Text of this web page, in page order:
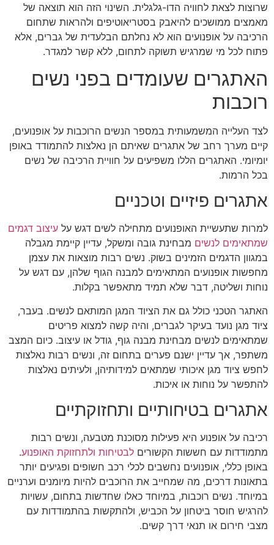
שרוצות לצאת לחוויה הדו-גלגלית. השינוי הזה הוא תוצאה של
מאמצים ממושכים להיאבק בסטריאוטיפים ולהראות שתחום
הרכיבה על אופנועים הוא לא נחלתם הבלעדית של גברים, אלא
פתוח לכל מי שמרגיש תשוקה לתחום, ללא קשר למגדר.
האתגרים שעומדים בפני נשים
רוכבות
לצד העלייה המשמעותית במספר הנשים הרוכבות על אופנועים,
קיים מערך רחב של אתגרים שאיתם הן נאלצות להתמודד באופן
יומיומי. האתגרים הללו משפיעים על חוויית הרכיבה של נשים
בכל הרמות.
אתגרים פיזיים וטכניים
למרות שתעשיית האופנועים מתחילה לשים דגש על עיצוב דגמים
שמתאימים לנשים מבחינת גובה ומשקל, עדיין קיימת מגבלה
במגוון הדגמים הזמינים בשוק. נשים רבות מוצאות את עצמן
מחפשות אופנועים המתאימים למבנה הגוף שלהן, עם דגש על
נוחות ושליטה, דבר שלא תמיד מתאפשר בקלות.
האתגר הטכני כולל גם את הציוד המגן המותאם לנשים. בעבר,
ציוד מגן נועד בעיקר לגברים, והיה קשה למצוא פריטים
שמתאימים לנשים מבחינת מבנה גוף, גודל או עיצוב. כיום המצב
משתפר, אך עדיין ישנם פערים בתחום זה, ונשים רבות נאלצות
לחפש ציוד מגן איכותי שמתאים למידותיהן, ולעיתים נאלצות
להתפשר על נוחות או איכות.
אתגרים בטיחותיים ותחזוקתיים
רכיבה על אופנוע היא פעילות מסוכנת מטבעה, ונשים רבות
מתמודדות עם חששות הקשורים לבטיחות ולתחזוקת האופנוע.
באופן כללי, אופנועים נחשבים לכלי רכב חשופים ופגיעים יותר
בתאונות דרכים, מה שמחייב את הרוכבים להיות מיומנים וערניים
במיוחד. נשים רוכבות, במיוחד כאלו שחדשות בתחום, עשויות
להרגיש חוסר ביטחון על הכביש, ולהתקשות בהתמודדות עם
מצבי חירום או תנאי דרך קשים.